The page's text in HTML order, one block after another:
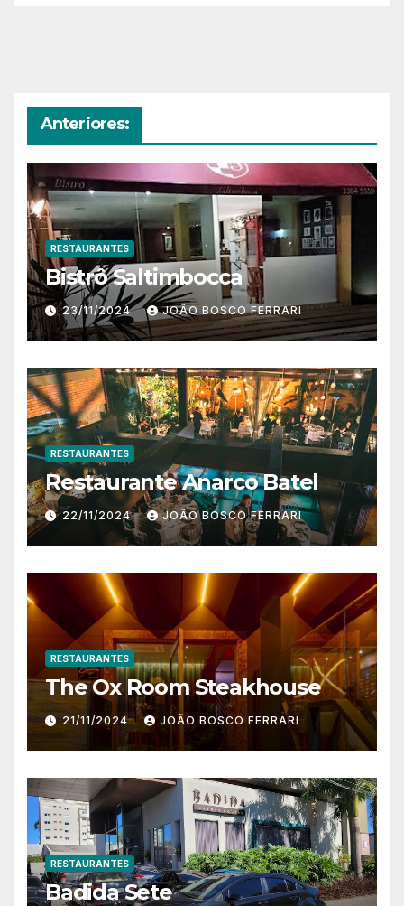
Anteriores:
RESTAURANTES
Bistrô Saltimbocca
23/11/2024 JOÃO BOSCO FERRARI
RESTAURANTES
Restaurante Anarco Batel
22/11/2024 JOÃO BOSCO FERRARI
RESTAURANTES
The Ox Room Steakhouse
21/11/2024 JOÃO BOSCO FERRARI
RESTAURANTES
Badida Sete